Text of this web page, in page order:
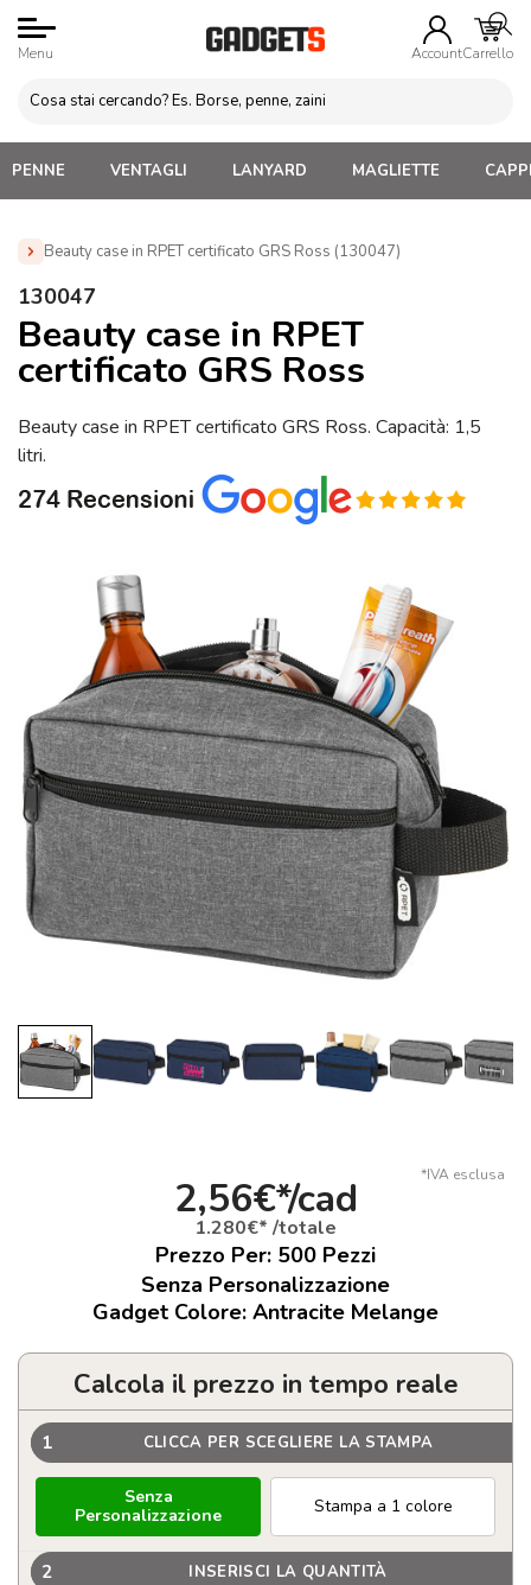
Menu AccountCarrello
PENNE VENTAGLI LANYARD MAGLIETTE
Beauty case in RPET certificato GRS Ross (130047)
Home »
GRS Ross (130047)
130047
Beauty case in RPET
certificato GRS Ross
Beauty case in RPET certificato GRS Ross. Capacità: 1,5
litri.
*IVA esclusa
2,56€*/cad
1.280€* /totale
Prezzo Per: 500 Pezzi
Senza Personalizzazione
Gadget Colore: Antracite Melange
Calcola il prezzo in tempo reale
1 CLICCA PER SCEGLIERE LA STAMPA
Senza
Personalizzazione
Stampa a 1 colore
2 INSERISCI LA QUANTITÀ